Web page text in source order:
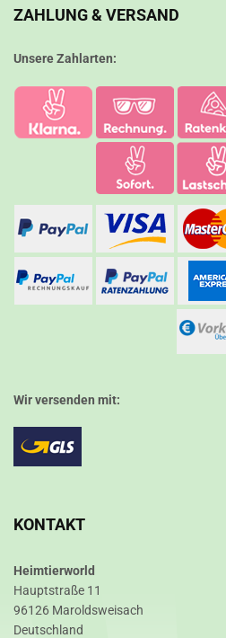
ZAHLUNG & VERSAND
Unsere Zahlarten:
Wir versenden mit:
KONTAKT
Heimtierworld
Hauptstraße 11
96126 Maroldsweisach
Deutschland